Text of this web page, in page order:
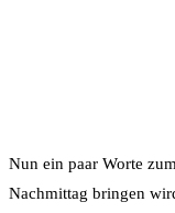
Nun ein paar Worte
Nachmittag bringen